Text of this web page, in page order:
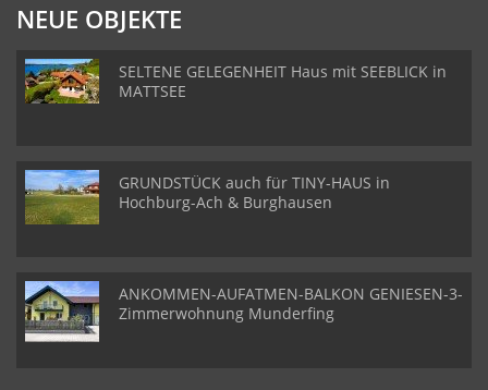
NEUE OBJEKTE
SELTENE GELEGENHEIT Haus mit SEEBLICK in
MATTSEE
GRUNDSTÜCK auch für TINY-HAUS in
Hochburg-Ach & Burghausen
ANKOMMEN-AUFATMEN-BALKON GENIESEN-3-
Zimmerwohnung Munderfing